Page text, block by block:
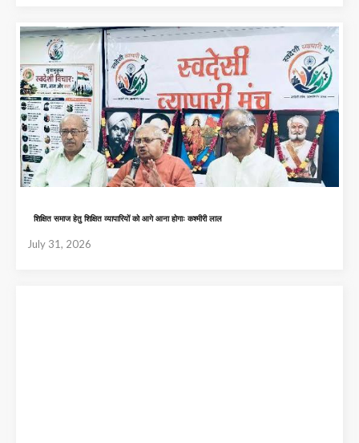
शिक्षित समाज हेतु शिक्षित व्यापारियों को आगे आना होगाः कश्मीरी लाल
July 31, 2026